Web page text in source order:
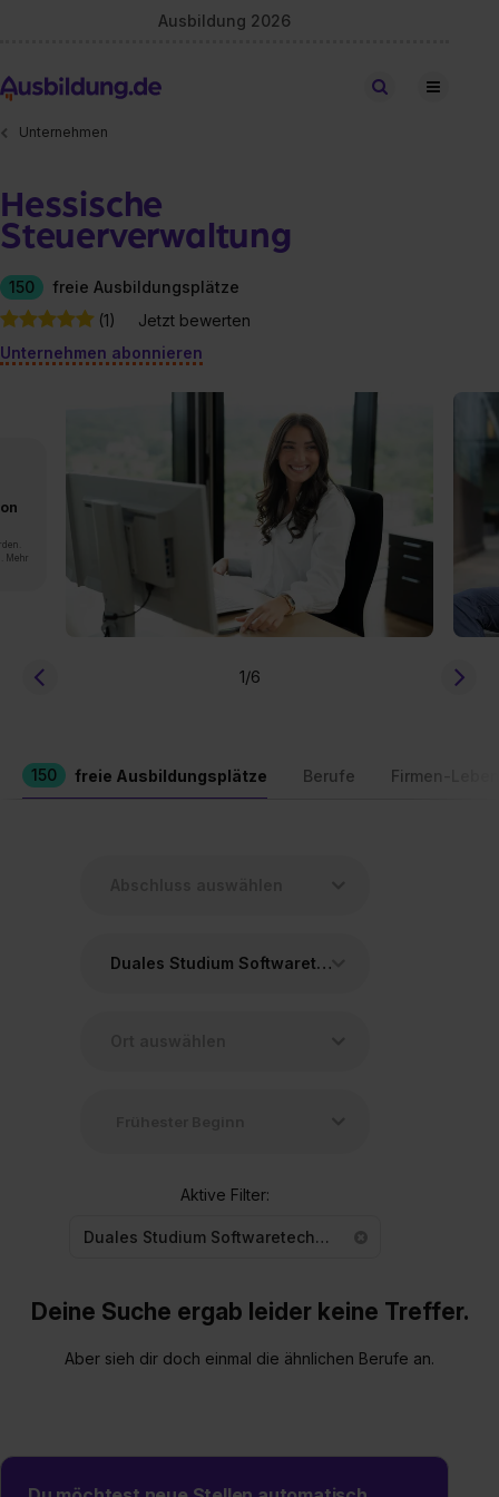
Ausbildung 2026
Stellen finden
Unternehmen
Hessische
Steuerverwaltung
150
freie Ausbildungsplätze
(1)
Jetzt bewerten
Unternehmen abonnieren
Mehr
1/6
150 freie Ausbildungsplätze Berufe Firmen-
Duales Studium Softwaretechnik
Aktive Filter:
Duales Studium Softwaretechnik
Deine Suche ergab leider keine Treffer.
Aber sieh dir doch einmal die ähnlichen Berufe an.